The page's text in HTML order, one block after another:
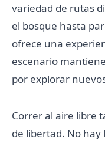
variedad de rutas
el bosque hasta
ofrece una
escenario
por explorar
Correr al aire libre
de libertad. No hay